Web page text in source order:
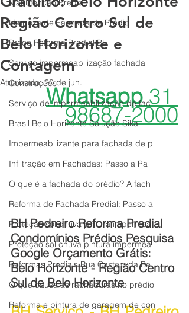
Manutenção Predial
Limpeza de Fachada de Prédio
Preço Reforma Predial BH
Serviço impermeabilização fachada
Construções
Serviço de impermeabilização de fac
Brasil Belo Horizonte Solução Sika
Impermeabilizante para fachada de p
Infiltração em Fachadas: Passo a Pa
O que é a fachada do prédio? A fach
Reforma de Fachada Predial: Passo a
Proteção sol chuva pintura impermea
Proteção sol chuva pintura impermea
Reformas Prediais Rua Castelo da Be
O que causa as rachaduras no prédio
Reforma e pintura de garagem de con
Região Centro Sul de
Belo Horizonte e
Contagem
Atualizado:20 de jun.
Whatsapp 31
98687-2000
BH Pedreiro Reforma Predial
Condomínios Prédios Pesquisa
Google Orçamento Grátis:
Belo Horizonte - Região Centro
Sul de Belo Horizonte